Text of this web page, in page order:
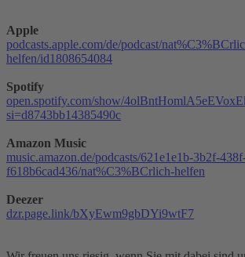
Apple
podcasts.apple.com/de/podcast/
helfen/id1808654084
Spotify
open.spotify.com/show/
si=d8743bb14385490c
Amazon Music
music.amazon.de/podcasts/621e1e1b-3b2f-
f618b6cad436/nat%C3%BCrlich-helfen
Deezer
dzr.page.link/bXyEwm9gbDYi9wtF7